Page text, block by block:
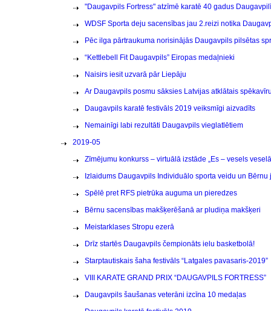
"Daugavpils Fortress" atzīmē karatē 40 gadus Daugavpilī
WDSF Sporta deju sacensības jau 2.reizi notika
Pēc ilga pārtraukuma norisinājās Daugavpils pilsētas
“Kettlebell Fit Daugavpils” Eiropas medaļnieki
Naisirs iesit uzvarā pār Liepāju
Ar Daugavpils posmu sāksies Latvijas atklātais
Daugavpils karatē festivāls 2019 veiksmīgi aizvadīts
Nemainīgi labi rezultāti Daugavpils vieglatlētiem
2019-05
Zīmējumu konkurss – virtuālā izstāde „Es – vesels
Izlaidums Daugavpils Individuālo sporta veidu un
Spēlē pret RFS pietrūka auguma un pieredzes
Bērnu sacensības makšķerēšanā ar pludiņa makšķeri
Meistarklases Stropu ezerā
Drīz startēs Daugavpils čempionāts ielu basketbolā!
Starptautiskais šaha festivāls “Latgales pavasaris-2019”
VIII KARATE GRAND PRIX “DAUGAVPILS FORTRESS”
Daugavpils šaušanas veterāni izcīna 10 medaļas